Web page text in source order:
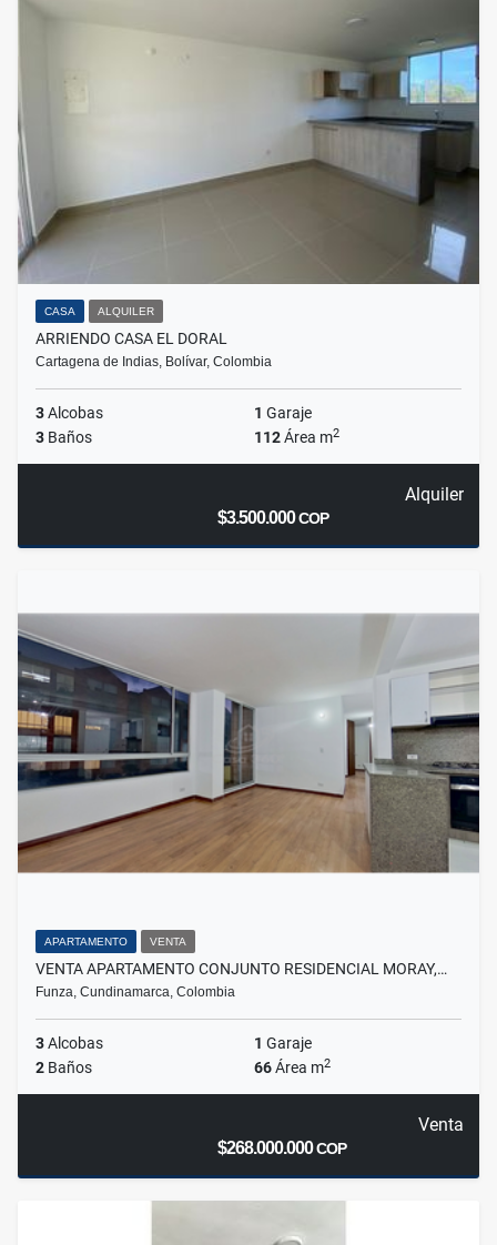
CASA ALQUILER
ARRIENDO CASA EL DORAL
Cartagena de Indias, Bolívar, Colombia
3Alcobas 1 Garaje
3 Baños 112Área m2
Alquiler
$3.500.000COP
APARTAMENTO VENTA
VENTA APARTAMENTO CONJUNTO RESIDENCIAL MORAY,…
Funza, Cundinamarca, Colombia
3Alcobas 1 Garaje
2 Baños 66Área m2
Venta
$268.000.000COP